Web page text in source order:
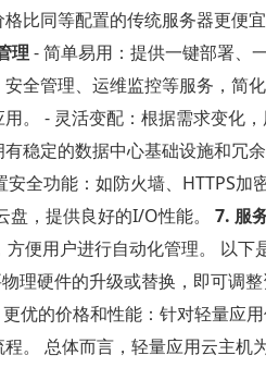
比同等配置的传统服务器更便
理 - 简单易用：提供一键部署、
全管理、运维监控等服务，简化
。 - 灵活变配：根据需求变化
稳定的数据中心基础设施和冗
安全功能：如防火墙、HTTPS加
盘，提供良好的I/O性能。 7. 服
便用户进行自动化管理。 以
理硬件的升级或替换，即可调
更优的价格和性能：针对轻量应
。 总体而言，轻量应用云主